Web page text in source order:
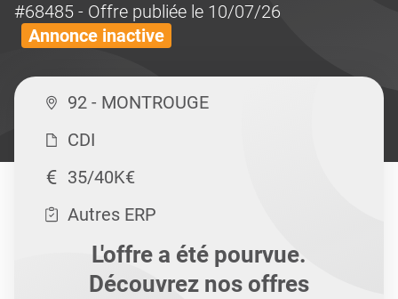
#68485 - Offre publiée le 10/07/26
Annonce inactive
92 - MONTROUGE
CDI
35/40K€
Autres ERP
L'offre a été pourvue.
Découvrez nos offres